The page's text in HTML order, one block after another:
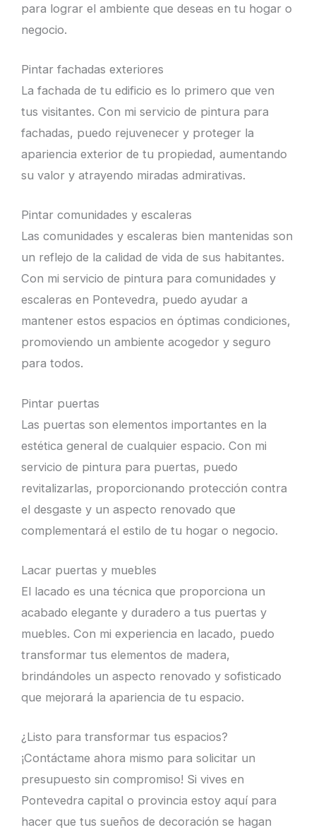
para lograr el ambiente que deseas en tu hogar o
negocio.
Pintar fachadas exteriores
La fachada de tu edificio es lo primero que ven
tus visitantes. Con mi servicio de pintura para
fachadas, puedo rejuvenecer y proteger la
apariencia exterior de tu propiedad, aumentando
su valor y atrayendo miradas admirativas.
Pintar comunidades y escaleras
Las comunidades y escaleras bien mantenidas son
un reflejo de la calidad de vida de sus habitantes.
Con mi servicio de pintura para comunidades y
escaleras en Pontevedra, puedo ayudar a
mantener estos espacios en óptimas condiciones,
promoviendo un ambiente acogedor y seguro
para todos.
Pintar puertas
Las puertas son elementos importantes en la
estética general de cualquier espacio. Con mi
servicio de pintura para puertas, puedo
revitalizarlas, proporcionando protección contra
el desgaste y un aspecto renovado que
complementará el estilo de tu hogar o negocio.
Lacar puertas y muebles
El lacado es una técnica que proporciona un
acabado elegante y duradero a tus puertas y
muebles. Con mi experiencia en lacado, puedo
transformar tus elementos de madera,
brindándoles un aspecto renovado y sofisticado
que mejorará la apariencia de tu espacio.
¿Listo para transformar tus espacios?
¡Contáctame ahora mismo para solicitar un
presupuesto sin compromiso! Si vives en
Pontevedra capital o provincia estoy aquí para
hacer que tus sueños de decoración se hagan